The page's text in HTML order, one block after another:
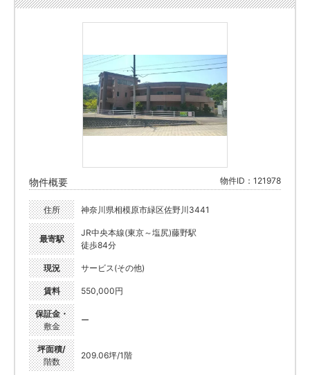
物件概要 物件ID：121978
住所 神奈川県相模原市緑区佐野川3441
最寄駅
JR中央本線(東京～塩尻)藤野駅
徒歩84分
現況 サービス(その他)
賃料 550,000円
保証金・
敷金
ー
坪面積/
階数
209.06坪/1階